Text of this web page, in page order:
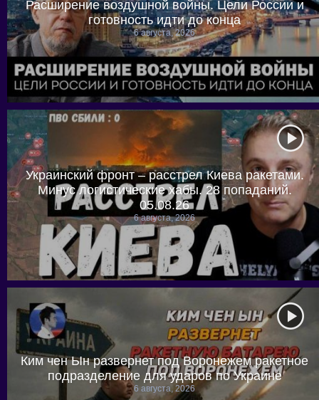
Расширение воздушной войны. Цели России и
готовность идти до конца
6 августа, 2026
Украинский фронт – расстрел Киева ракетами.
Минус логистические хабы. 28 попаданий.
05.08.26
6 августа, 2026
Ким чен Ын развернет под Воронежем ракетное
подразделение для ударов по Украине
6 августа, 2026